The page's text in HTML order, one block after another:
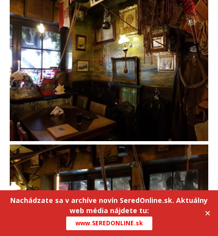
Nachádzate sa v archíve novín SeredOnline.sk. Aktuálny
web média nájdete tu:
www.SEREDONLINE.sk
✕